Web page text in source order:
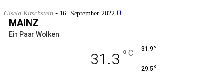
Gisela Kirschstein - 16. September 2022 0
MAINZ
Ein Paar Wolken
31.3 ° C 31.9 °
29.5 °